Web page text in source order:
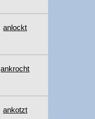
anlockt
ankrocht
ankotzt